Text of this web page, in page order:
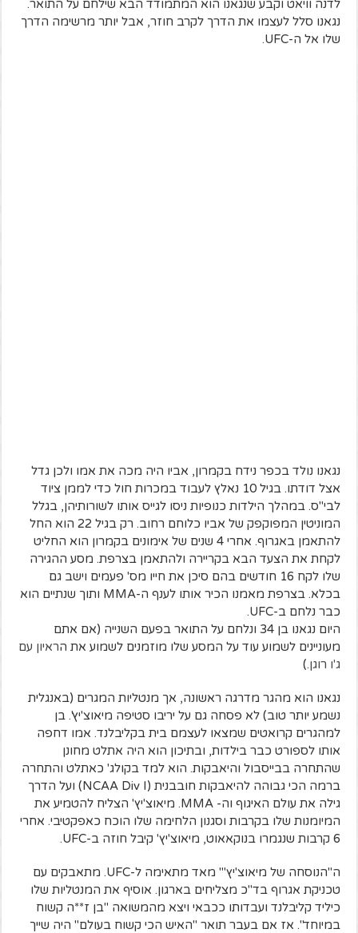
לדנה וויאט וקבע שנגאנו הוא המתמודד הבא שילחם על התואר.
נגאנו סלל לעצמו את הדרך לקרב חוזר, אבל יותר מרשימה הדרך
שלו אל ה-UFC.
נגאנו נולד בכפר נידח בקמרון, אביו היה מכה את אמו ולכן גדל
אצל דודתו. בגיל 10 נאלץ לעבוד במכרות חול כדי לממן ציוד
לבי"ס. במהלך הילדות כנופיות ניסו לגייס אותו לשורותיהן, בגלל
המוניטין המפוקפק של אביו כלוחם רחוב. רק בגיל 22 הוא החל
להתאמן באגרוף. אחרי 4 שנים של אימונים בקמרון הוא החליט
לקחת את הצעד הבא בקריירה ולהתאמן בצרפת. מסע ההגירה
שלו לקח 16 חודשים בהם סיכן את חייו מס' פעמים וישב גם
בכלא. בצרפת מאמנו הכיר אותו לענף ה-MMA ותוך שנתיים הוא
כבר נלחם ב-UFC.
היום נגאנו בן 34 ונלחם על התואר בפעם השנייה (אם אתם
מעוניינים לשמוע עוד על המסע שלו מוזמנים לשמוע את הראיון עם
ג'ו רוגן.)
נגאנו הוא מהגר מדרגה ראשונה, אך מנטליות המגרים (באנגלית
נשמע יותר טוב) לא פסחה גם על יריבו סטיפה מיאוצ'יץ'. בן
למהגרים קרואטים שמצאו לעצמם בית בקליבלנד. אמו דחפה
אותו לספורט כבר בילדות, ובתיכון הוא היה אתלט מחונן
שהתחרה בבייסבול והיאבקות. הוא למד בקולג' כאתלט והתחרה
ברמה הכי גבוהה להיאבקות חובבנית (NCAA Div I) ועל הדרך
גילה את עולם האיגוף וה- MMA. מיאוצ'יץ' הצליח להטמיע את
המיומנות שלו בקרבות וסגנון הלחימה שלו הוכח כאפקטיבי. אחרי
6 קרבות שנגמרו בנוקאאוט, מיאוצ'יץ' קיבל חוזה ב-UFC.
ה"הנוסחה של מיאוצ'יץ'" מאד מתאימה ל-UFC. מתאבקים עם
טכניקת אגרוף בד"כ מצליחים בארגון. אוסיף את המנטליות שלו
כיליד קליבלנד ועבדותו ככבאי ויצא מהמשואה "בן ז**ה קשוח
במיוחד". אז אם בעבר תואר "האיש הכי קשוח בעולם" היה שייך